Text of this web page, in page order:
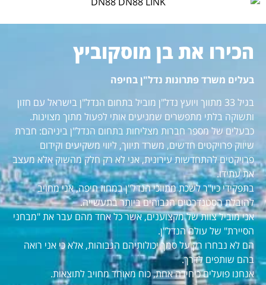
הכירו את בן מוסקוביץ
בעלים משרד פתרונות נדל"ן בחיפה
בגיל 33 מתווך ויועץ נדל"ן מוביל בתחום הנדל"ן בישראל עם חזון
ותשוקה בלתי מתפשרים שמניעים אותי לפעול מתוך מצוינות.
כבעלים של מספר חברות מצליחות בתחום הנדל"ן ביניהם: חברת
שיווק פרויקטים חדשים, משרד תיווך, ליווי משקיעים וקידום
פרויקטים להתחדשות עירונית, אני לא רק חלק מהשוק אלא מעצב
את עתידו.
בתפקידי כיו"ר לשכת מתווכי הנדל"ן במחוז חיפה, אני מחויב
להובלת הסטנדרטים הגבוהים ביותר בתעשייה.
אני מוביל צוות של מקצוענים, אשר כל אחד מהם עבר את "מבחני
הסיירת" של עולם הנדל"ן.
הם לא נבחרו רק על סמך יכולותיהם הגבוהות, אלא כי אני רואה
בהם שותפים לדרך.
אנחנו פועלים כיחידה אחת, כוח מאוחד מחויב לתוצאות.